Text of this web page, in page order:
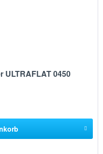
ULTRAFLAT 0450